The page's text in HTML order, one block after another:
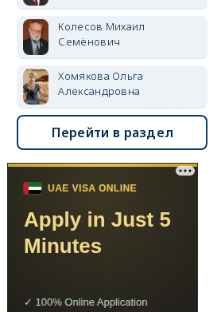
Колесов Михаил
Семёнович
Хомякова Ольга
Александровна
Перейти в раздел